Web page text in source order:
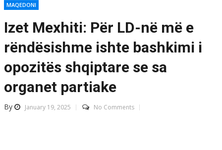
MAQEDONI
Izet Mexhiti: Për LD-në më e
rëndësishme ishte bashkimi i
opozitës shqiptare se sa
organet partiake
By January 19, 2025 No Comments